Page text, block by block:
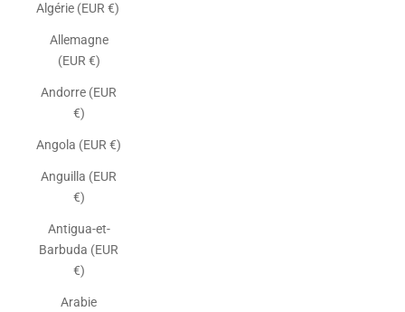
Algérie (EUR €)
Allemagne
(EUR €)
Andorre (EUR
€)
Angola (EUR €)
Anguilla (EUR
€)
Antigua-et-
Barbuda (EUR
€)
Arabie